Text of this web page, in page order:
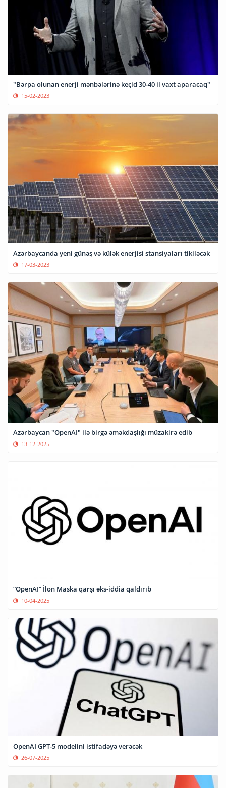
"Bərpa olunan enerji mənbələrinə keçid 30-40 il vaxt aparacaq"
15-02-2023
Azərbaycanda yeni günəş və külək enerjisi stansiyaları tikiləcək
17-03-2023
Azərbaycan "OpenAI" ilə birgə əməkdaşlığı müzakirə edib
13-12-2025
“OpenAI” İlon Maska qarşı əks-iddia qaldırıb
10-04-2025
OpenAI GPT-5 modelini istifadəyə verəcək
26-07-2025